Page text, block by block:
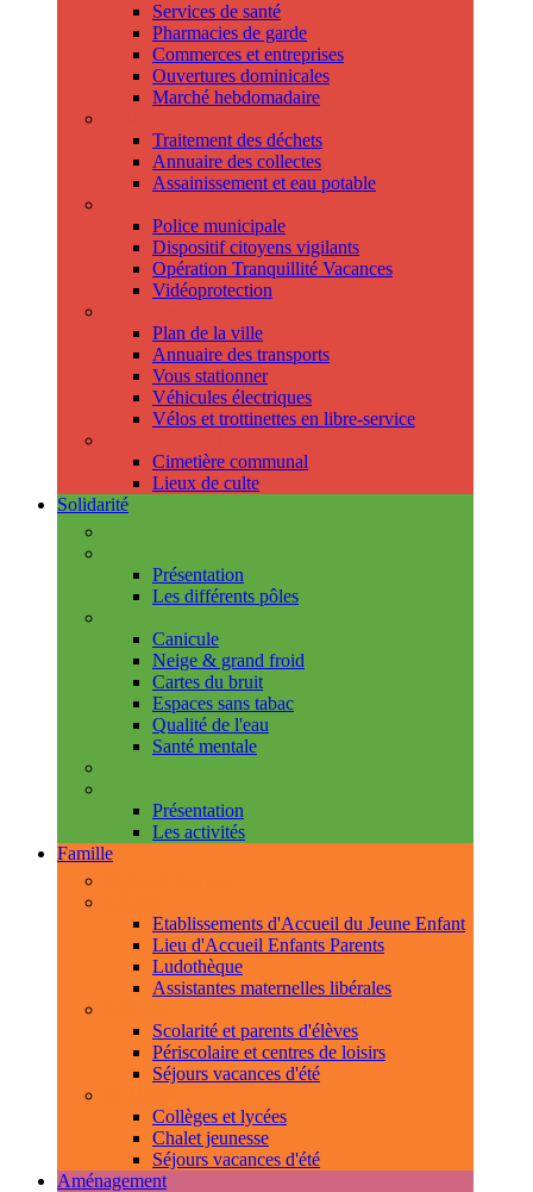
Services de santé
Pharmacies de garde
Commerces et entreprises
Ouvertures dominicales
Marché hebdomadaire
Traitement des déchets
Annuaire des collectes
Assainissement et eau potable
Police municipale
Dispositif citoyens vigilants
Opération Tranquillité Vacances
Vidéoprotection
Plan de la ville
Annuaire des transports
Vous stationner
Véhicules électriques
Vélos et trottinettes en libre-service
Cimetière communal
Lieux de culte
Solidarité
Présentation
Les différents pôles
Canicule
Neige & grand froid
Cartes du bruit
Espaces sans tabac
Qualité de l'eau
Santé mentale
Présentation
Les activités
Famille
Etablissements d'Accueil du Jeune Enfant
Lieu d'Accueil Enfants Parents
Ludothèque
Assistantes maternelles libérales
Scolarité et parents d'élèves
Périscolaire et centres de loisirs
Séjours vacances d'été
Collèges et lycées
Chalet jeunesse
Séjours vacances d'été
Aménagement